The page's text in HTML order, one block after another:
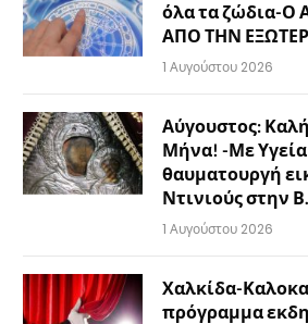
όλα τα ζώδια-Ο
ΑΠΟ ΤΗΝ
1 Αυγούστου 2026
Αύγουστος:
Μήνα! -Με
θαυματουργή
Ντινιούς στην
1 Αυγούστου 2026
Χαλκίδα-
πρόγραμμα